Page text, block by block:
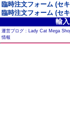
臨時注文フォーム (セ
臨時注文フォーム (セ
輸
運営ブログ : Lady Cat Mega
情報